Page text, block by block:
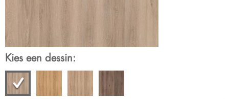
Kies een dessin: